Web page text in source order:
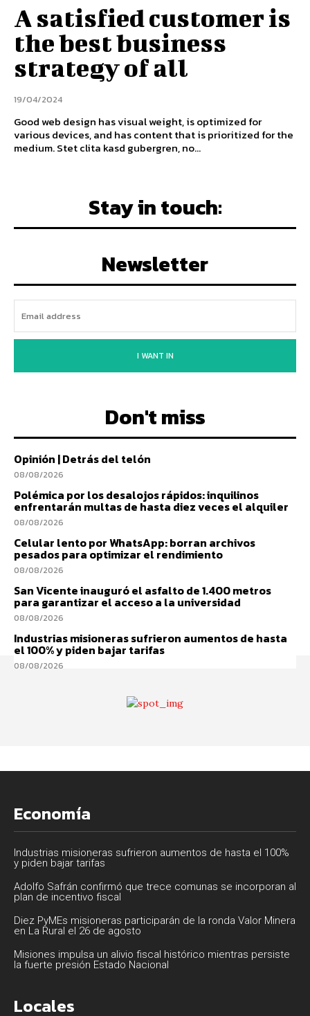
A satisfied customer is
the best business
strategy of all
19/04/2024
Good web design has visual weight, is optimized for
various devices, and has content that is prioritized for the
medium. Stet clita kasd gubergren, no...
Stay in touch:
Newsletter
I WANT IN
Don't miss
Opinión | Detrás del telón
08/08/2026
Polémica por los desalojos rápidos: inquilinos
enfrentarán multas de hasta diez veces el alquiler
08/08/2026
Celular lento por WhatsApp: borran archivos
pesados para optimizar el rendimiento
08/08/2026
San Vicente inauguró el asfalto de 1.400 metros
para garantizar el acceso a la universidad
08/08/2026
Industrias misioneras sufrieron aumentos de hasta
el 100% y piden bajar tarifas
08/08/2026
Economía
Industrias misioneras sufrieron aumentos de hasta el 100%
y piden bajar tarifas
Adolfo Safrán confirmó que trece comunas se incorporan al
plan de incentivo fiscal
Diez PyMEs misioneras participarán de la ronda Valor Minera
en La Rural el 26 de agosto
Misiones impulsa un alivio fiscal histórico mientras persiste
la fuerte presión Estado Nacional
Locales